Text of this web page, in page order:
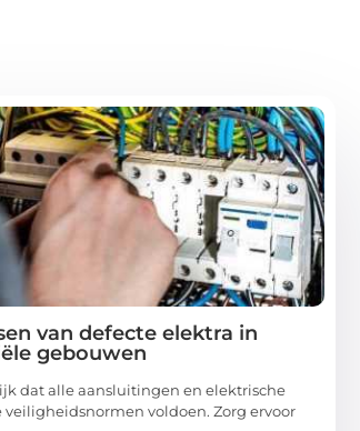
van defecte elektra in
gebouwen
dat alle aansluitingen en elektrische
veiligheidsnormen voldoen. Zorg ervoor